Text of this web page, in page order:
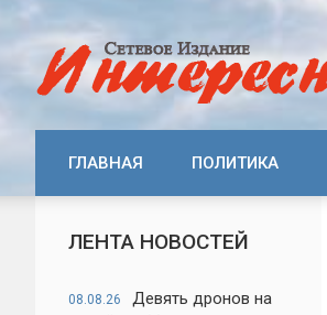
ГЛАВНАЯ ПОЛИТИКА
ЛЕНТА НОВОСТЕЙ
08.08.26
Девять дронов на